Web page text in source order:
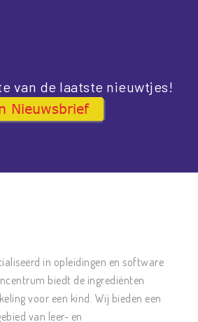
van de laatste nieuwtjes!
in opleidingen en software
biedt de ingrediënten
voor een kind. Wij bieden een
van leer- en